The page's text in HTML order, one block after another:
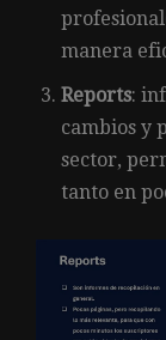
manera
Reports:
cambios y
sector,
tanto en